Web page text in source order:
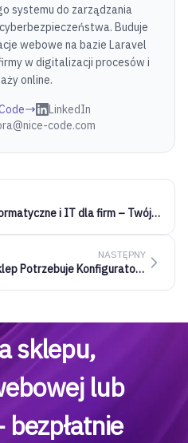
systemu do zarządzania
Buduje
webowe na bazie Laravel
w digitalizacji procesów i
online.
LinkedIn
code.com
i IT dla firm – Twój
NASTĘPNY
Potrzebuje Konfiguratora
sklepu,
lub